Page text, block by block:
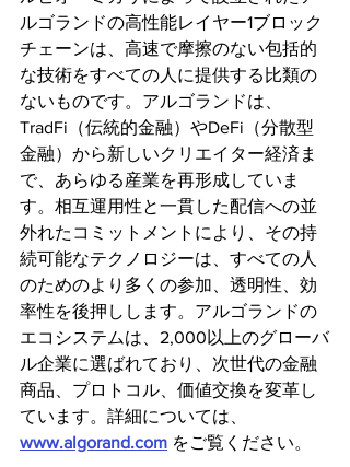
ルゴランドの高性能レイヤー1ブロック
チェーンは、高速で摩擦のない包括的
な技術をすべての人に提供する比類の
ないものです。アルゴランドは、
TradFi（伝統的金融）やDeFi（分散型
金融）から新しいクリエイター経済ま
で、あらゆる産業を再形成していま
す。相互運用性と一貫した配信への並
外れたコミットメントにより、その持
続可能なテクノロジーは、すべての人
のためのより多くの参加、透明性、効
率性を後押しします。アルゴランドの
エコシステムは、2,000以上のグローバ
ル企業に選ばれており、次世代の金融
商品、プロトコル、価値交換を変革し
ています。詳細については、
www.algorand.com をご覧ください。